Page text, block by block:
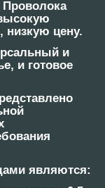
низкую цену.
и
и готовое
являются: